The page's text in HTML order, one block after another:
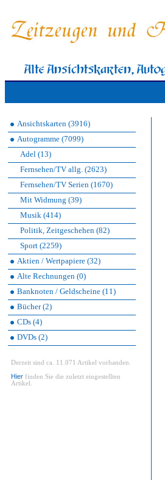
Ansichtskarten (3916)
Autogramme (7099)
Adel (13)
Fernsehen/TV allg. (2623)
Fernsehen/TV Serien (1670)
Mit Widmung (39)
Musik (414)
Politik, Zeitgeschehen (82)
Sport (2259)
Aktien / Wertpapiere (32)
Alte Rechnungen (0)
Banknoten / Geldscheine (11)
Bücher (2)
CDs (4)
DVDs (2)
Derzeit sind ca. 11.071 Artikel vorhanden.
Hier finden Sie die zuletzt eingestellten
Artikel.